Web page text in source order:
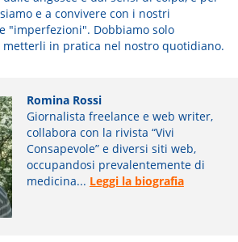
e a convivere con i nostri
"imperfezioni". Dobbiamo solo
metterli in pratica nel nostro quotidiano.
Romina Rossi
Giornalista freelance e web writer,
collabora con la rivista “Vivi
Consapevole” e diversi siti web,
occupandosi prevalentemente di
medicina... Leggi la biografia